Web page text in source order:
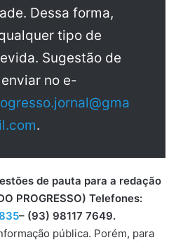
Dessa forma,
tipo de
Sugestão de
no e-
il.com.
de pauta para a redação
PROGRESSO) Telefones:
– (93) 98117 7649.
pública. Porém, para